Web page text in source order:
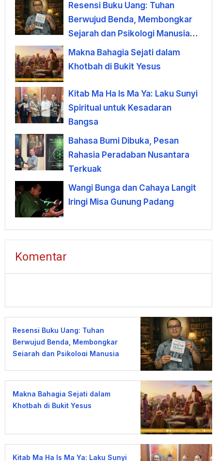
Resensi Buku Uang: Tuhan
Berwujud Benda, Membongkar
Sejarah dan Psikologi Manusia
terhadap Uang
Makna Bahagia Sejati dalam
Khotbah di Bukit Yesus
Kitab Ma Ha Is Ma Ya: Laku Sunyi
Spiritual untuk Kesadaran
Bangsa
Bahasa Bumi Dibuka, Pesan
Rahasia Peradaban Nusantara
Terkuak
Wangi Bunga dan Cahaya Langit
Iringi Misa Gunung Padang
Komentar
Resensi Buku Uang: Tuhan
Berwujud Benda, Membongkar
Sejarah dan Psikologi Manusia
Makna Bahagia Sejati dalam
Khotbah di Bukit Yesus
Kitab Ma Ha Is Ma Ya: Laku Sunyi